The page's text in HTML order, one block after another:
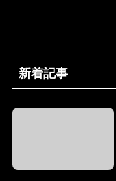
新着記事